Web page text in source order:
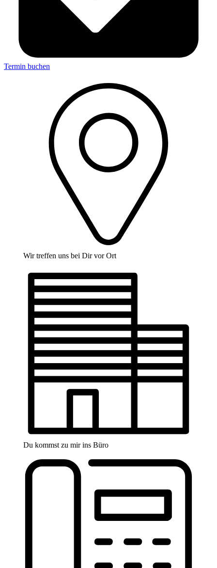
Termin buchen
Wir treffen uns bei Dir vor Ort
Du kommst zu mir ins Büro